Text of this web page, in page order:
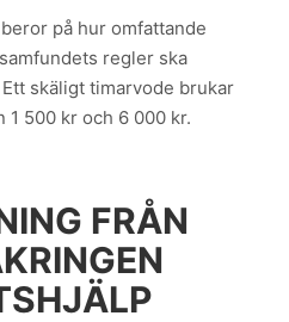
på hur omfattande
regler ska
skäligt timarvode brukar
1 500 kr och 6 000 kr.
FRÅN